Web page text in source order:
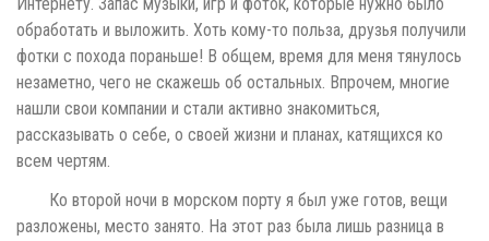
обработать и выложить. Хоть кому-то польза, друзья получили
фотки с похода пораньше! В общем, время для меня тянулось
незаметно, чего не скажешь об остальных. Впрочем, многие
нашли свои компании и стали активно знакомиться,
рассказывать о себе, о своей жизни и планах, катящихся ко
всем чертям.
Ко второй ночи в морском порту я был уже готов, вещи
разложены, место занято. На этот раз была лишь разница в